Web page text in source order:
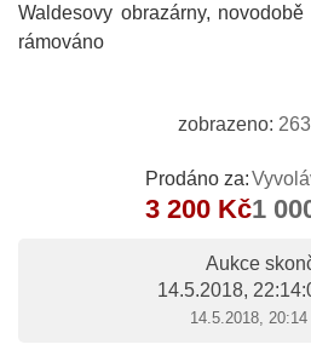
Waldesovy obrazárny,
rámováno
zobrazeno:
Prodáno za:
3 200 Kč1
Aukce
14.5.2018,
14.5.2018, 20:14